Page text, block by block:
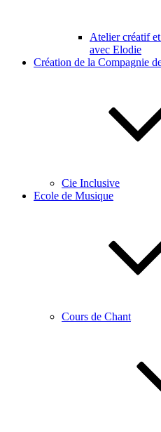
Atelier créatif
avec Elodie
Création de la Compagnie
Cie Inclusive
Ecole de Musique
Cours de Chant